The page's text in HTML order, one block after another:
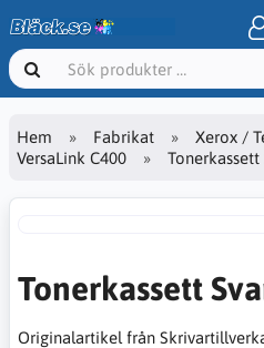
Hem Fabrikat Xerox /
VersaLink C400
Tonerkassett
Tonerkassett
Originalartikel från